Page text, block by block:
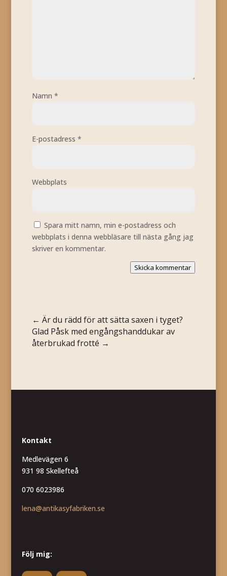
Namn *
E-postadress *
Webbplats
Spara mitt namn, min e-postadress och
webbplats i denna webbläsare till nästa gång jag
skriver en kommentar.
Skicka kommentar
← Är du rädd för att sätta saxen i tyget?
Glad Påsk med engångshanddukar av
återbrukad frotté →
Kontakt
Medlevägen 6
931 98 Skellefteå
070 6023986
lena@antikasyfabriken.se
Följ mig: